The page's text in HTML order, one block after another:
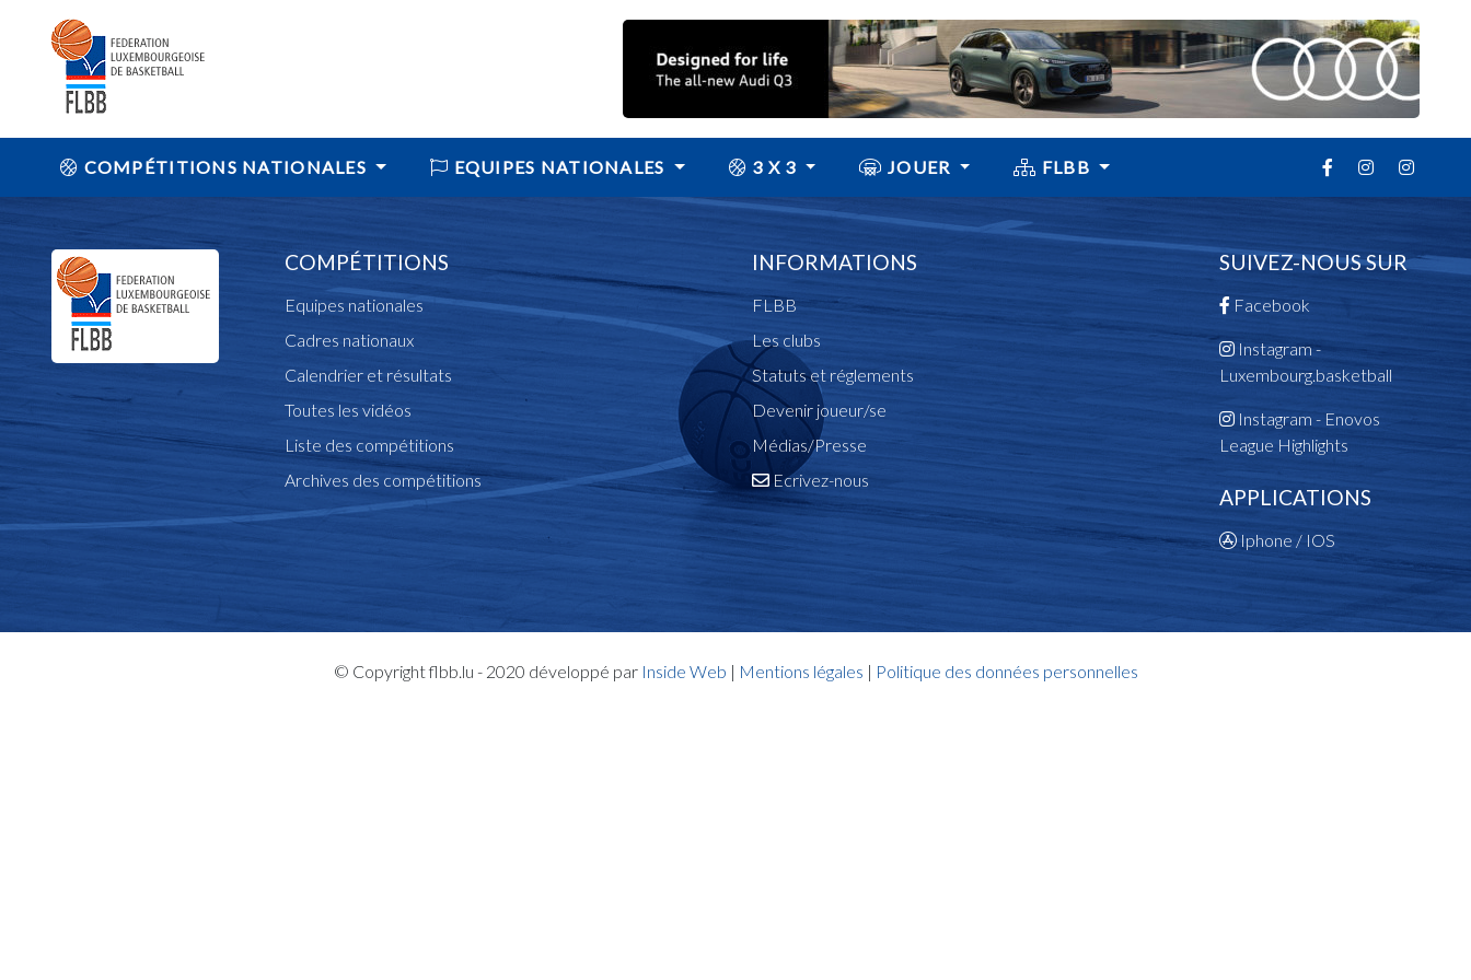
COMPÉTITIONS NATIONALES EQUIPES NATIONALES 3 X 3 JOUER FLBB
COMPÉTITIONS
Equipes nationales
Cadres nationaux
Calendrier et résultats
Toutes les vidéos
Liste des compétitions
Archives des compétitions
INFORMATIONS
FLBB
Les clubs
Statuts et réglements
Devenir joueur/se
Médias/Presse
Ecrivez-nous
SUIVEZ-NOUS SUR
Facebook
Instagram -
Luxembourg.basketball
Instagram - Enovos
League Highlights
APPLICATIONS
Iphone / IOS
© Copyright flbb.lu - 2020 développé par Inside Web | Mentions légales | Politique des données personnelles